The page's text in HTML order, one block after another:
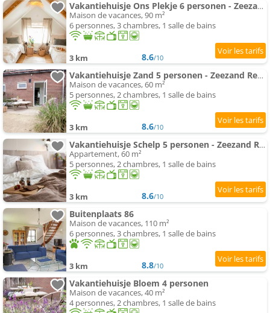
Vakantiehuisje Ons Plekje 6 personen - Zeezand Recreatie
Maison de vacances, 90 m²
6 personnes, 3 chambres, 1 salle de bains
3 km 8.6/10
Vakantiehuisje Zand 5 personen - Zeezand Recreatie
Maison de vacances, 60 m²
5 personnes, 2 chambres, 1 salle de bains
3 km 8.6/10
Vakantiehuisje Schelp 5 personen - Zeezand Recreatie
Appartement, 60 m²
5 personnes, 2 chambres, 1 salle de bains
3 km 8.6/10
Buitenplaats 86
Maison de vacances, 110 m²
6 personnes, 3 chambres, 1 salle de bains
3 km 8.8/10
Vakantiehuisje Bloem 4 personen
Maison de vacances, 40 m²
4 personnes, 2 chambres, 1 salle de bains